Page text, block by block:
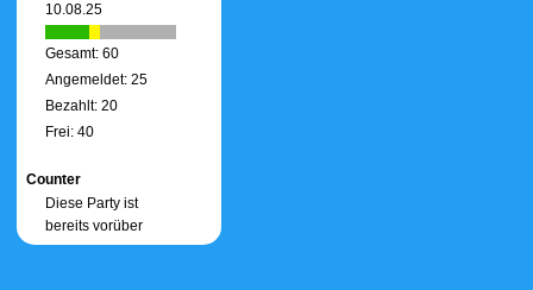
10.08.25
Gesamt: 60
Angemeldet: 25
Bezahlt: 20
Frei: 40
Counter
Diese Party ist
bereits vorüber